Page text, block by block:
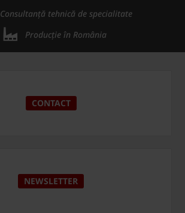
Consultanță tehnică de specialitate
Producție în România
CONTACT
NEWSLETTER